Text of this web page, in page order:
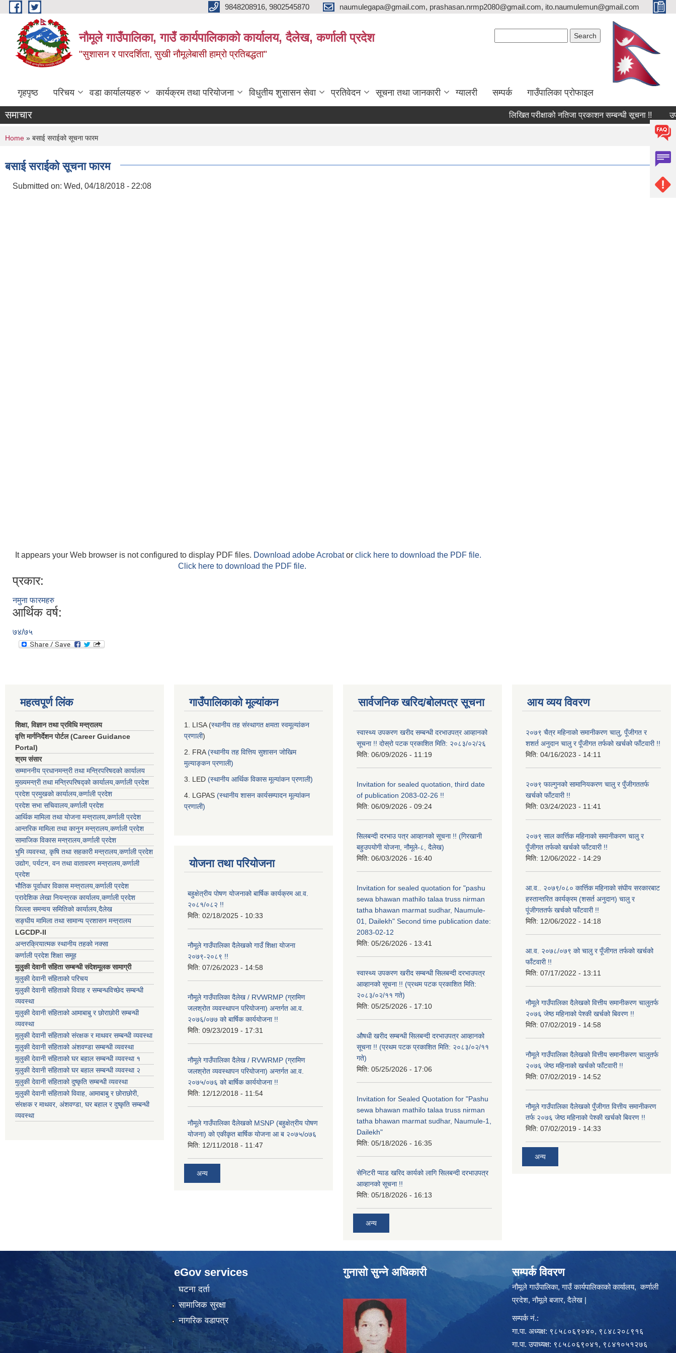
Skip to main content 9848208916, 9802545870 naumulegapa@gmail.com, prashasan.nrmp2080@gmail.com, ito.naumulemun@gmail.com
नौमूले गाउँपालिका, गाउँ कार्यपालिकाको कार्यालय, दैलेख, कर्णाली प्रदेश
"सुशासन र पारदर्शिता, सुखी नौमूलेबासी हाम्रो प्रतिबद्धता"
गृहपृष्ठ परिचय वडा कार्यालयहरु कार्यक्रम तथा परियोजना विधुतीय शुसासन सेवा प्रतिवेदन सूचना तथा जानकारी ग्यालरी सम्पर्क गाउँपालिका प्रोफाइल
समाचार लिखित परीक्षाको नतिजा प्रकाशन सम्बन्धी सूचना !! उपस्थित
You are here
Home » बसाई सराईको सूचना फारम
बसाई सराईको सूचना फारम
Submitted on: Wed, 04/18/2018 - 22:08
It appears your Web browser is not configured to display PDF files. Download adobe Acrobator click here to download the PDF file.
Click here to download the PDF file.
प्रकार:
नमुना फारमहरु
आर्थिक वर्ष:
७४/७५
महत्वपूर्ण लिंक
शिक्षा, विज्ञान तथा प्रविधि मन्त्रालय
वृत्ति मार्गनिर्देशन पोर्टल (Career Guidance
Portal)
श्रम संसार
सम्माननीय प्रधानमन्त्री तथा मन्त्रिपरिषद‌को कार्यालय
मुख्यमन्त्री तथा मन्त्रिपरिषद्को कार्यालय,कर्णाली प्रदेश
प्रदेश प्रमुखको कार्यालय,कर्णाली प्रदेश
प्रदेश सभा सचिवालय,कर्णाली प्रदेश
आर्थिक मामिला तथा योजना मन्त्रालय,कर्णाली प्रदेश
आन्तरिक मामिला तथा कानुन मन्त्रालय,कर्णाली प्रदेश
सामाजिक विकास मन्त्रालय,कर्णाली प्रदेश
भुमि व्यवस्था, कृषि तथा सहकारी मन्त्रालय,कर्णाली प्रदेश
उद्योग, पर्यटन, वन तथा वातावरण मन्त्रालय,कर्णाली
प्रदेश
भौतिक पूर्वाधार विकास मन्त्रालय,कर्णाली प्रदेश
प्रादेशिक लेखा नियन्त्रक कार्यालय,कर्णाली प्रदेश
जिल्ला समन्वय समितिको कार्यालय,दैलेख
सङ्घीय मामिला तथा सामान्य प्रशासन मन्त्रालय
LGCDP-II
अन्तरक्रियात्मक स्थानीय तहको नक्सा
कर्णाली प्रदेश शिक्षा समूह
मुलुकी देवानी संहिता सम्बन्धी संदेशमूलक सामाग्री
मुलुकी देवानी संहिताको परिचय
मुलुकी देवानी संहिताको विवाह र सम्बन्धविच्छेद सम्बन्धी
व्यवस्था
मुलुकी देवानी संहिताको आमाबाबु र छोराछोरी सम्बन्धी
व्यवस्था
मुलुकी देवानी संहिताको संरक्षक र माथवर सम्बन्धी व्यवस्था
मुलुकी देवानी संहिताको अंशवण्डा सम्बन्धी व्यवस्था
मुलुकी देवानी संहिताको घर बहाल सम्बन्धी व्यवस्था १
मुलुकी देवानी संहिताको घर बहाल सम्बन्धी व्यवस्था २
मुलुकी देवानी संहिताको दुष्कृति सम्बन्धी व्यवस्था
मुलुकी देवानी संहिताको विवाह, आमाबाबु र छोराछोरी,
संरक्षक र माथवर, अंशवण्डा, घर बहाल र दुष्कृति सम्बन्धी
व्यवस्था
गाउँपालिकाको मूल्यांकन
1. LISA (स्थानीय तह संस्थागत क्षमता स्वमूल्यांकन
प्रणाली)
2. FRA (स्थानीय तह वित्तिय सुशासन जोखिम
मुल्याङ्कन प्रणाली)
3. LED (स्थानीय आर्थिक विकास मूल्यांकन प्रणाली)
4. LGPAS (स्थानीय शासन कार्यसम्पादन मूल्यांकन
प्रणाली)
योजना तथा परियोजना
बहुक्षेत्रीय पोषण योजनाको बार्षिक कार्यक्रम आ.व.
२०८१/०८२ !!
मिति: 02/18/2025 - 10:33
नौमूले गाउँपालिका दैलेखको गाउँ शिक्षा योजना
२०७९-२०८९ !!
मिति: 07/26/2023 - 14:58
नौमूले गाउँपालिका दैलेख / RVWRMP (ग्रामिण
जलश्रोत व्यवस्थापन परियोजना) अन्तर्गत आ.व.
२०७६/०७७ को बार्षिक कार्ययोजना !!
मिति: 09/23/2019 - 17:31
नौमूले गाउँपालिका दैलेख / RVWRMP (ग्रामिण
जलश्रोत व्यवस्थापन परियोजना) अन्तर्गत आ.व.
२०७५/०७६ को बार्षिक कार्ययोजना !!
मिति: 12/12/2018 - 11:54
नौमूले गाउँपालिका दैलेखको MSNP (बहुक्षेत्रीय पोषण
योजना) को एकीकृत बार्षिक योजना आ ब २०७५/o७६
मिति: 12/11/2018 - 11:47
अन्य
सार्वजनिक खरिद/बोलपत्र सूचना
स्वास्थ्य उपकरण खरीद सम्बन्धी दरभाउपत्र आव्हानको
सूचना !! दोस्रो पटक प्रकाशित मिति: २०८३/०२/२६
मिति: 06/09/2026 - 11:19
Invitation for sealed quotation, third date
of publication 2083-02-26 !!
मिति: 06/09/2026 - 09:24
सिलबन्दी दरभाउ पत्र आव्हानको सूचना !! (गिरखानी
बहुउपयोगी योजना, नौमूले-८, दैलेख)
मिति: 06/03/2026 - 16:40
Invitation for sealed quotation for "pashu
sewa bhawan mathilo talaa truss nirman
tatha bhawan marmat sudhar, Naumule-
01, Dailekh" Second time publication date:
2083-02-12
मिति: 05/26/2026 - 13:41
स्वास्थ्य उपकरण खरीद सम्बन्धी सिलबन्दी दरभाउपत्र
आव्हानको सूचना !! (प्रथम पटक प्रकाशित मिति:
२०८३/०२/११ गते)
मिति: 05/25/2026 - 17:10
औषधी खरीद सम्बन्धी सिलबन्दी दरभाउपत्र आव्हानको
सूचना !! (प्रथम पटक प्रकाशित मिति: २०८३/०२/११
गते)
मिति: 05/25/2026 - 17:06
Invitation for Sealed Quotation for "Pashu
sewa bhawan mathilo talaa truss nirman
tatha bhawan marmat sudhar, Naumule-1,
Dailekh"
मिति: 05/18/2026 - 16:35
सेनिटरी प्याड खरिद कार्यको लागि सिलबन्दी दरभाउपत्र
आव्हानको सूचना !!
मिति: 05/18/2026 - 16:13
अन्य
आय व्यय विवरण
२०७९ चैत्र महिनाको समानीकरण चालु, पूँजीगत र
शशर्त अनुदान चालु र पूँजीगत तर्फको खर्चको फाँटवारी !!
मिति: 04/16/2023 - 14:11
२०७९ फाल्गुनको सामानियकरण चालु र पुँजीगततर्फ
खर्चको फाँटवारी !!
मिति: 03/24/2023 - 11:41
२०७९ साल कार्त्तिक महिनाको समानीकरण चालु र
पूँजीगत तर्फको खर्चको फाँटवारी !!
मिति: 12/06/2022 - 14:29
आ.व.. २०७९/०८० कार्त्तिक महिनाको संघीय सरकारबाट
हस्तान्तरित कार्यक्रम (शसर्त अनुदान) चालु र
पूंजीगततर्फ खर्चको फाँटवारी !!
मिति: 12/06/2022 - 14:18
आ.व. २०७८/०७९ को चालु र पूँजीगत तर्फको खर्चको
फाँटवारी !!
मिति: 07/17/2022 - 13:11
नौमूले गाउँपालिका दैलेखको वित्तीय समानीकरण चालुतर्फ
२०७६ जेष्ठ महिनाको पेश्की खर्चको बिवरण !!
मिति: 07/02/2019 - 14:58
नौमूले गाउँपालिका दैलेखको वित्तीय समानीकरण चालुतर्फ
२०७६ जेष्ठ महिनाको खर्चको फाँटवारी !!
मिति: 07/02/2019 - 14:52
नौमूले गाउँपालिका दैलेखको पुँजीगत वित्तीय समानीकरण
तर्फ २०७६ जेष्ठ महिनाको पेश्की खर्चको बिवरण !!
मिति: 07/02/2019 - 14:33
अन्य
eGov services
घटना दर्ता
सामाजिक सुरक्षा
नागरिक वडापत्र
गुनासो सुन्ने अधिकारी सम्पर्क विवरण
नौमूले गाउँपालिका, गाउँ कार्यपालिकाको कार्यालय, कर्णाली
प्रदेश, नौमूले बजार, दैलेख |
सम्पर्क नं.:
गा.पा. अध्यक्ष: ९८५८०६९०४०, ९८४८२०८९१६
गा.पा. उपाध्यक्ष: ९८५८०६९०४१, ९८४१०५१२७६